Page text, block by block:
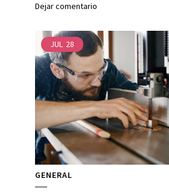
Dejar comentario
JUL 28
GENERAL